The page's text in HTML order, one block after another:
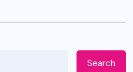
Search